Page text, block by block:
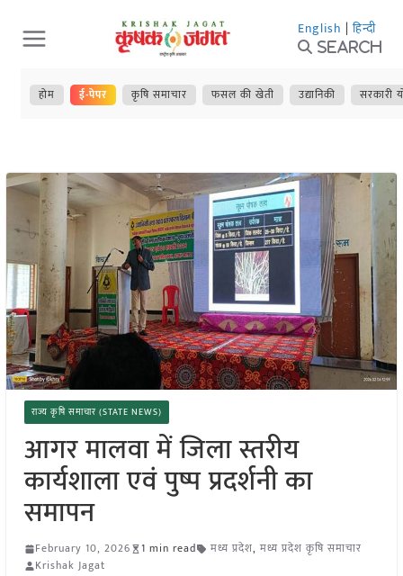
Skip
to
content
English | हिन्दी
Search
होम ई-पेपर कृषि समाचार फसल की खेती उद्यानिकी सरकारी
राज्य कृषि समाचार (STATE NEWS)
आगर मालवा में जिला स्तरीय
कार्यशाला एवं पुष्प प्रदर्शनी का
समापन
February 10, 2026 1 min read मध्य प्रदेश, मध्य प्रदेश कृषि समाचार
Krishak Jagat